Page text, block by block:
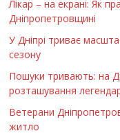
Лікар – на екрані: Як
Дніпропетровщині
У Дніпрі триває
сезону
Пошуки тривають: на
розташування
Ветерани
житло